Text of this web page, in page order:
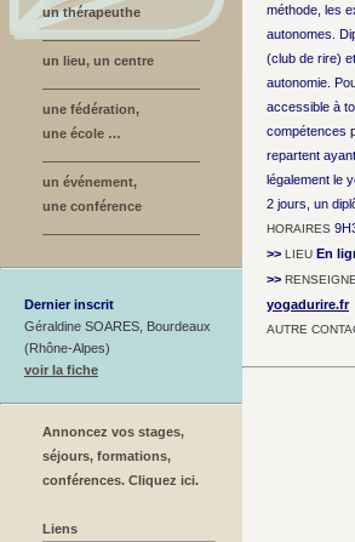
un thérapeuthe
un lieu, un centre
une fédération,
une école …
un événement,
une conférence
Dernier inscrit
Géraldine SOARES, Bourdeaux
(Rhône-Alpes)
voir la fiche
Annoncez vos stages,
séjours, formations,
conférences. Cliquez ici.
Liens
méthode, les
autonomes.
(club de rire)
autonomie.
accessible à
compétences
repartent
légalement le
2 jours, un
HORAIRES
>> LIEU En
>>
yogadurire.fr
AUTRE